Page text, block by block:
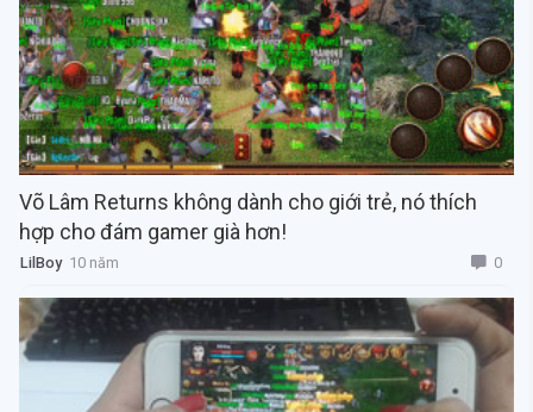
Võ Lâm Returns không dành cho giới trẻ, nó thích
hợp cho đám gamer già hơn!
LilBoy10 năm 0